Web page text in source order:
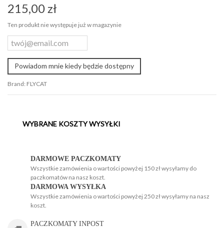
215,00 zł
Ten produkt nie występuje już w magazynie
Powiadom mnie kiedy będzie dostępny
Brand: FLYCAT
WYBRANE KOSZTY WYSYŁKI
DARMOWE PACZKOMATY
Wszystkie zamówienia o wartości powyżej 150 zł wysyłamy do
paczkomatów na nasz koszt.
DARMOWA WYSYŁKA
Wszystkie zamówienia o wartości powyżej 250 zł wysyłamy na nasz
koszt.
PACZKOMATY INPOST